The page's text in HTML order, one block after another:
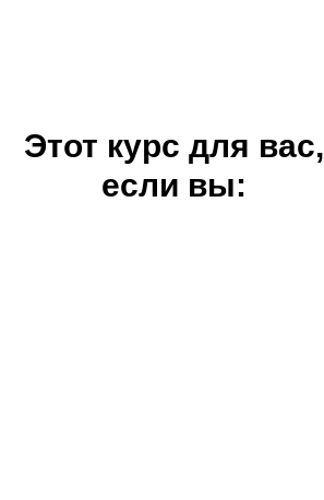
Этот курс для вас,
если вы: